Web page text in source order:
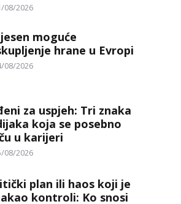
08/2026
moguće
hrane u Evropi
08/2026
za uspjeh: Tri znaka
koja se posebno
u karijeri
08/2026
plan ili haos koji je
kontroli: Ko snosi